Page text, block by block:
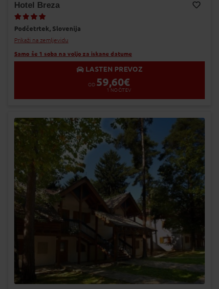
Hotel Breza
Podčetrtek, Slovenija
Prikaži na zemljevidu
Samo še 1 soba na voljo za iskane datume
LASTEN PREVOZ
OD 59,60€
1 NOČITEV